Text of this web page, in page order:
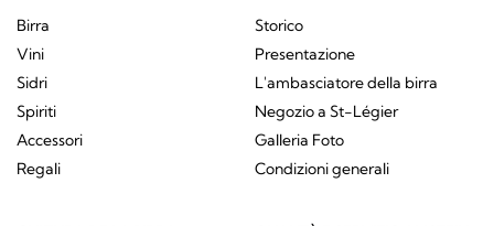
Birra
Vini
Sidri
Spiriti
Accessori
Regali
Storico
Presentazione
L'ambasciatore della birra
Negozio a St-Légier
Galleria Foto
Condizioni generali